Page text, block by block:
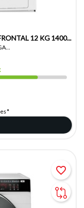
12 KG 1400...
favorite_border